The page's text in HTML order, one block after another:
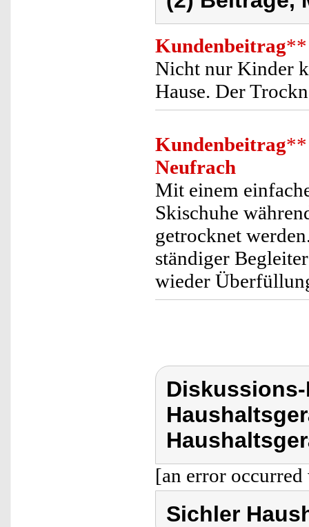
Kundenbeitrag**
Nicht nur Kinder
Hause. Der
Kundenbeitrag**
Neufrach
Mit einem
Skischuhe
getrocknet
ständiger
wieder
[an error
Sichler